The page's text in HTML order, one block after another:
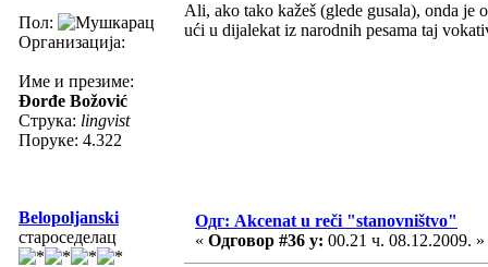
Пол:
Организација:
Име и презиме:
Đorđe Božović
Струка: lingvist
Поруке: 4.322
Ali, ako tako kažeš (glede gusala), onda
ući u dijalekat iz narodnih pesama taj
Belopoljanski
староседелац
Одг: Akcenat u reči "stanovništvo"
« Одговор #36 у: 00.21 ч. 08.12.2009. »